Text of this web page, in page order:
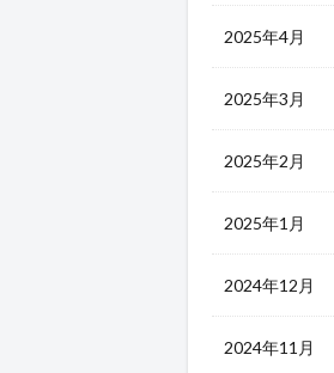
2025年4月
2025年3月
2025年2月
2025年1月
2024年12月
2024年11月